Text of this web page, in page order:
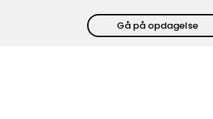
Gå på opdagelse